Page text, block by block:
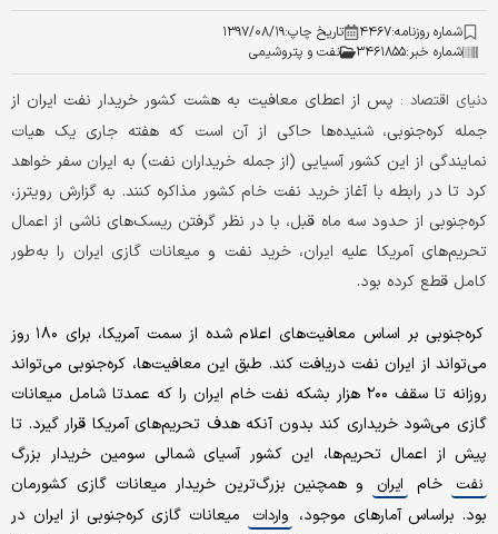
شماره روزنامه:۴۴۶۷ تاریخ چاپ:۱۳۹۷/۰۸/۱۹
شماره خبر:۳۴۶۱۸۵۵ نفت و پتروشیمی
دنیای اقتصاد : پس از اعطای معافیت به هشت کشور خریدار نفت ایران از
جمله کره‌جنوبی، شنیده‌ها حاکی از آن است که هفته جاری یک هیات
نمایندگی از این کشور آسیایی (از جمله خریداران نفت) به ایران سفر خواهد
کرد تا در رابطه با آغاز خرید نفت خام کشور مذاکره کنند. به گزارش رویترز،
کره‌جنوبی از حدود سه ماه قبل، با در نظر گرفتن ریسک‌های ناشی از اعمال
تحریم‌های آمریکا علیه ایران، خرید نفت و میعانات گازی ایران را به‌طور
کامل قطع کرده بود.
کره‌جنوبی بر اساس معافیت‌های اعلام شده از سمت آمریکا، برای ۱۸۰ روز
می‌تواند از ایران نفت دریافت کند. طبق این معافیت‌ها، کره‌جنوبی می‌تواند
روزانه تا سقف ۲۰۰ هزار بشکه نفت خام ایران را که عمدتا شامل میعانات
گازی می‌شود خریداری کند بدون آنکه هدف تحریم‌های آمریکا قرار گیرد. تا
پیش از اعمال تحریم‌ها، این کشور آسیای شمالی سومین خریدار بزرگ
نفت خام ایران
و همچنین بزرگ‌ترین‌ خریدار میعانات گازی کشورمان
بود. بر‌اساس آمارهای موجود، واردات
میعانات گازی کره‌جنوبی از ایران در